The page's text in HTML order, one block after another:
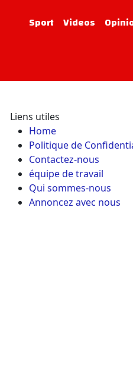
Sport Videos
Liens utiles
Home
Politique de
Contactez-nous
équipe de travail
Qui sommes-nous
Annoncez avec nous